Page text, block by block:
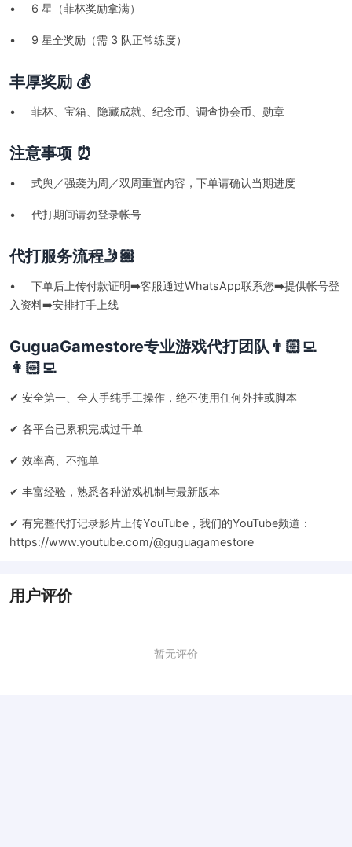
• 6 星（菲林奖励拿满）
• 9 星全奖励（需 3 队正常练度）
丰厚奖励 💰
• 菲林、宝箱、隐藏成就、纪念币、调查协会币、勋章
注意事项 ⏰
• 式舆／强袭为周／双周重置内容，下单请确认当期进度
• 代打期间请勿登录帐号
代打服务流程🤳🏼
• 下单后上传付款证明➡️客服通过WhatsApp联系您➡️提供帐号登
入资料➡️安排打手上线
GuguaGamestore专业游戏代打团队👨🏻‍💻
👩🏻‍💻
✔ 安全第一、全人手纯手工操作，绝不使用任何外挂或脚本
✔ 各平台已累积完成过千单
✔ 效率高、不拖单
✔ 丰富经验，熟悉各种游戏机制与最新版本
✔ 有完整代打记录影片上传YouTube，我们的YouTube频道：
https://www.youtube.com/@guguagamestore
用户评价
暂无评价